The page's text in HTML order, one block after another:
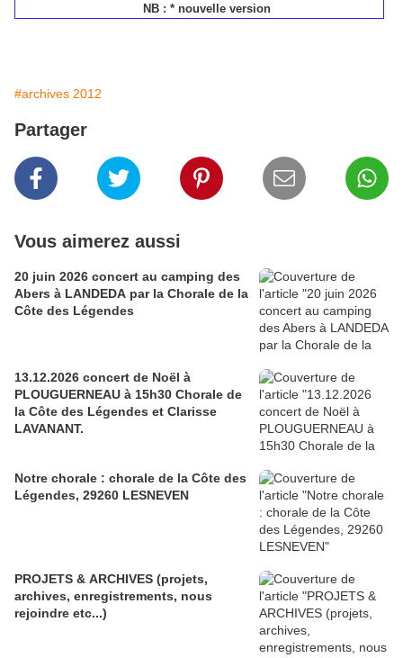
NB : * nouvelle version
#archives 2012
Partager
Vous aimerez aussi
20 juin 2026 concert au camping des
Abers à LANDEDA par la Chorale de la
Côte des Légendes
13.12.2026 concert de Noël à
PLOUGUERNEAU à 15h30 Chorale de
la Côte des Légendes et Clarisse
LAVANANT.
Notre chorale : chorale de la Côte des
Légendes, 29260 LESNEVEN
PROJETS & ARCHIVES (projets,
archives, enregistrements, nous
rejoindre etc...)